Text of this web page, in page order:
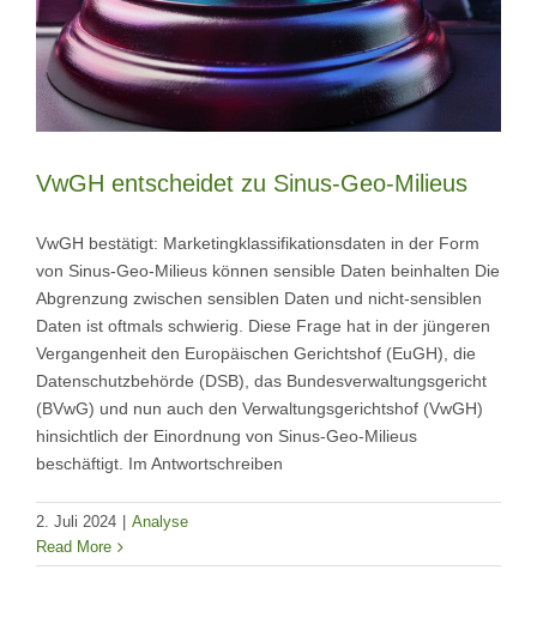
VwGH entscheidet zu Sinus-Geo-Milieus
VwGH bestätigt: Marketingklassifikationsdaten in der Form
von Sinus-Geo-Milieus können sensible Daten beinhalten Die
Abgrenzung zwischen sensiblen Daten und nicht-sensiblen
Daten ist oftmals schwierig. Diese Frage hat in der jüngeren
Vergangenheit den Europäischen Gerichtshof (EuGH), die
Datenschutzbehörde (DSB), das Bundesverwaltungsgericht
(BVwG) und nun auch den Verwaltungsgerichtshof (VwGH)
hinsichtlich der Einordnung von Sinus-Geo-Milieus
beschäftigt. Im Antwortschreiben
2. Juli 2024
Analyse
Read More